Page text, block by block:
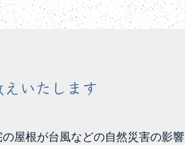
いたします
屋根が台風などの自然災害の影響